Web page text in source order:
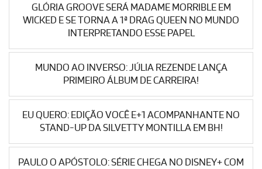
GLÓRIA GROOVE SERÁ MADAME MORRIBLE EM
WICKED E SE TORNA A 1ª DRAG QUEEN NO MUNDO
INTERPRETANDO ESSE PAPEL
MUNDO AO INVERSO: JÚLIA REZENDE LANÇA
PRIMEIRO ÁLBUM DE CARREIRA!
EU QUERO: EDIÇÃO VOCÊ E+1 ACOMPANHANTE NO
STAND-UP DA SILVETTY MONTILLA EM BH!
PAULO O APÓSTOLO: SÉRIE CHEGA NO DISNEY+ COM